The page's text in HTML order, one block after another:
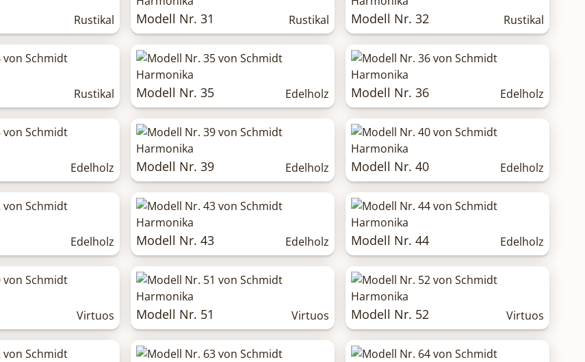
Rustikal Modell Nr. 31 Rustikal Modell Nr. 32 Rustikal
Rustikal Modell Nr. 35 Edelholz Modell Nr. 36 Edelholz
Edelholz Modell Nr. 39 Edelholz Modell Nr. 40 Edelholz
Edelholz Modell Nr. 43 Edelholz Modell Nr. 44 Edelholz
Virtuos Modell Nr. 51 Virtuos Modell Nr. 52 Virtuos